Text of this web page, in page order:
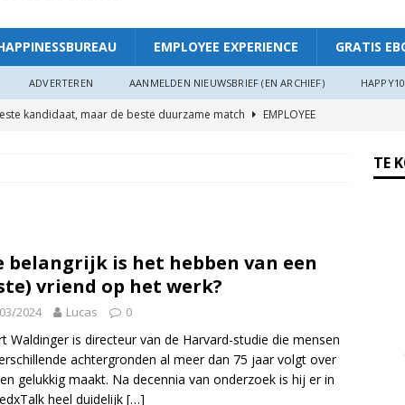
EMPLOYEE EXPERIENCE GRATIS
ADVERTEREN AANMELDEN NIEUWSBRIEF (EN ARCHIEF)
kandidaat, maar de beste duurzame match
EMPLOYEE
je meer plezier en verbinding op het werk: “Als je goed in je vel
ARTIKEL
Werkgeluk op 17 juni 2026!
belangrijk is het hebben van een
vriend op het werk?
2024 Lucas 0
Waldinger is directeur van de Harvard-studie die mensen
achtergronden al meer dan 75 jaar volgt over
gelukkig maakt. Na decennia van onderzoek is hij er in
heel duidelijk […]
TE